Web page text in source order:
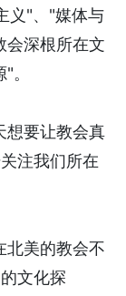
义"、"媒体与
会深根所在文
。
想要让教会真
注我们所在
北美的教会不
文化探